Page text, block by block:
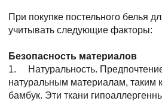
При покупке постельного белья
учитывать следующие факторы:
Безопасность материалов
1. Натуральность. Предпочтение
натуральным материалам, таким
бамбук. Эти ткани